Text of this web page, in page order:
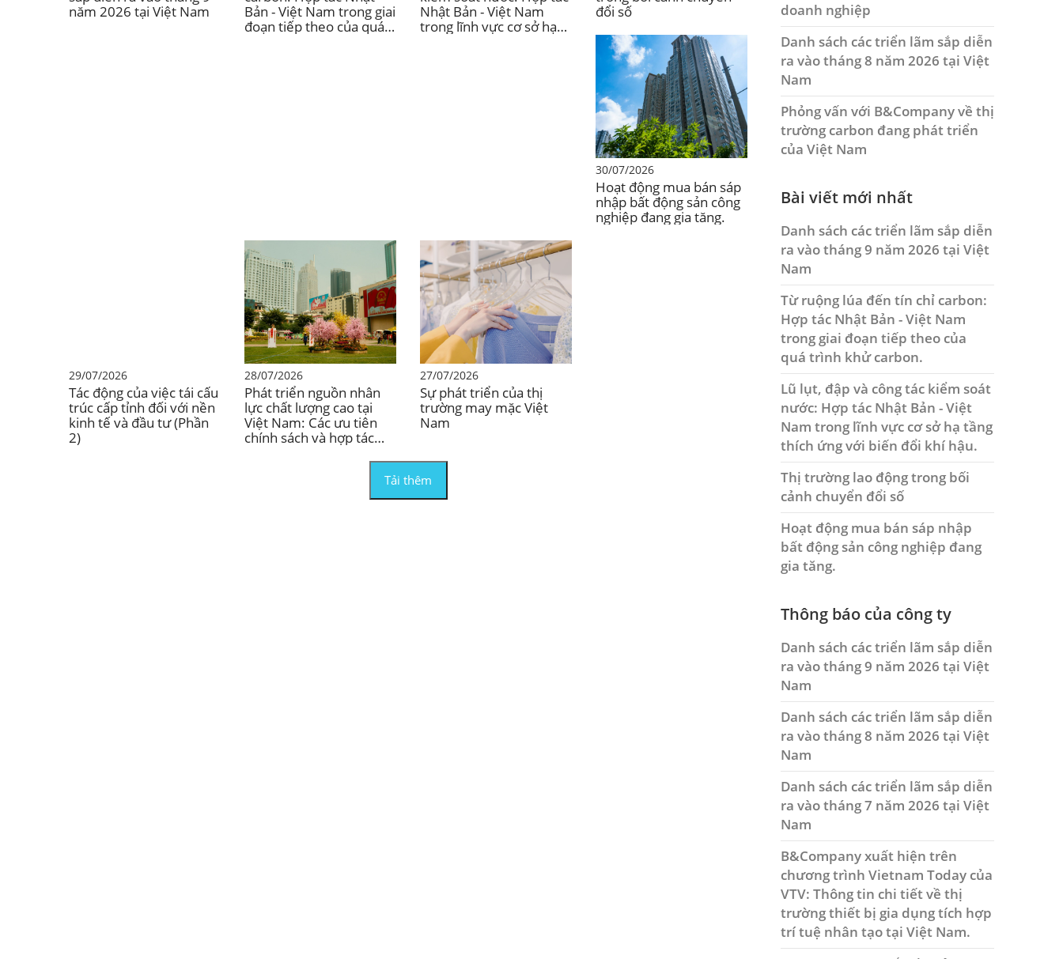
năm 2026 tại Việt Nam
Bản - Việt Nam trong giai
đoạn tiếp theo của quá
Nhật Bản - Việt Nam
trong lĩnh vực cơ sở hạ
đổi số
30/07/2026
Hoạt động mua bán sáp
nhập bất động sản công
nghiệp đang gia tăng.
29/07/2026
Tác động của việc tái cấu
trúc cấp tỉnh đối với nền
kinh tế và đầu tư (Phần
2)
28/07/2026
Phát triển nguồn nhân
lực chất lượng cao tại
Việt Nam: Các ưu tiên
chính sách và hợp tác
27/07/2026
Sự phát triển của thị
trường may mặc Việt
Nam
Tải thêm
doanh nghiệp
Danh sách các triển lãm sắp diễn
ra vào tháng 8 năm 2026 tại Việt
Nam
Phỏng vấn với B&Company về thị
trường carbon đang phát triển
của Việt Nam
Bài viết mới nhất
Danh sách các triển lãm sắp diễn
ra vào tháng 9 năm 2026 tại Việt
Nam
Từ ruộng lúa đến tín chỉ carbon:
Hợp tác Nhật Bản - Việt Nam
trong giai đoạn tiếp theo của
quá trình khử carbon.
Lũ lụt, đập và công tác kiểm soát
nước: Hợp tác Nhật Bản - Việt
Nam trong lĩnh vực cơ sở hạ tầng
thích ứng với biến đổi khí hậu.
Thị trường lao động trong bối
cảnh chuyển đổi số
Hoạt động mua bán sáp nhập
bất động sản công nghiệp đang
gia tăng.
Thông báo của công ty
Danh sách các triển lãm sắp diễn
ra vào tháng 9 năm 2026 tại Việt
Nam
Danh sách các triển lãm sắp diễn
ra vào tháng 8 năm 2026 tại Việt
Nam
Danh sách các triển lãm sắp diễn
ra vào tháng 7 năm 2026 tại Việt
Nam
B&Company xuất hiện trên
chương trình Vietnam Today của
VTV: Thông tin chi tiết về thị
trường thiết bị gia dụng tích hợp
trí tuệ nhân tạo tại Việt Nam.